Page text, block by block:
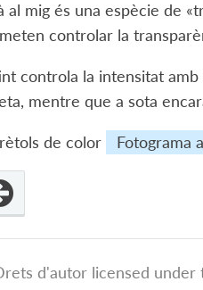
al mig és una espècie de
controlar la
controla la intensitat
mentre que a sota
de color Fotograma
d'autor licensed under